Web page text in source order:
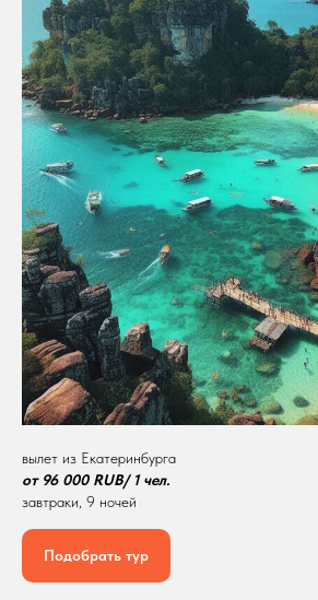
вылет из Екатеринбурга
от 96 000 RUB/ 1 чел.
завтраки, 9 ночей
Подобрать тур